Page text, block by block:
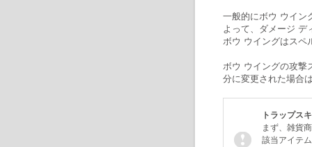
一般的にボウ ウイン
よって、ダメージ デ
ボウ ウイングはスペ
ボウ ウイングの攻撃
分に変更された場合
トラップス
まず、雑貨
該当アイテ